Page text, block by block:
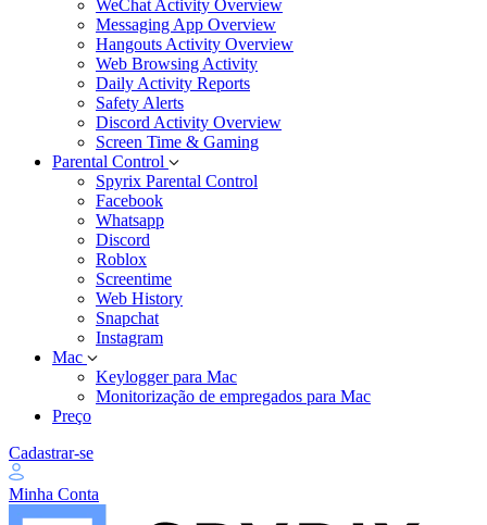
WeChat Activity Overview
Messaging App Overview
Hangouts Activity Overview
Web Browsing Activity
Daily Activity Reports
Safety Alerts
Discord Activity Overview
Screen Time & Gaming
Parental Control
Spyrix Parental Control
Facebook
Whatsapp
Discord
Roblox
Screentime
Web History
Snapchat
Instagram
Mac
Keylogger para Mac
Monitorização de empregados para Mac
Preço
Cadastrar-se
Minha Conta